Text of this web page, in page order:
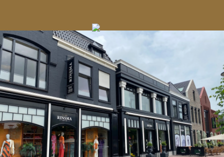
drankje
Gratis retourneren in
de winkel
Deskundig
kledingadvies